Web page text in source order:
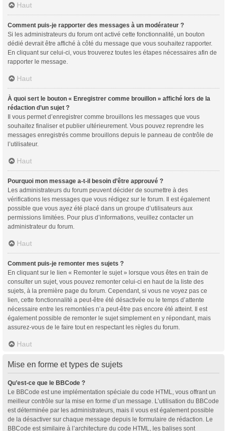
Haut
Comment puis-je rapporter des messages à un modérateur ?
Si les administrateurs du forum ont activé cette fonctionnalité, un bouton
dédié devrait être affiché à côté du message que vous souhaitez rapporter.
En cliquant sur celui-ci, vous trouverez toutes les étapes nécessaires afin de
rapporter le message.
Haut
À quoi sert le bouton « Enregistrer comme brouillon » affiché lors de la
rédaction d’un sujet ?
Il vous permet d’enregistrer comme brouillons les messages que vous
souhaitez finaliser et publier ultérieurement. Vous pouvez reprendre les
messages enregistrés comme brouillons depuis le panneau de contrôle de
l’utilisateur.
Haut
Pourquoi mon message a-t-il besoin d’être approuvé ?
Les administrateurs du forum peuvent décider de soumettre à des
vérifications les messages que vous rédigez sur le forum. Il est également
possible que vous ayez été placé dans un groupe d’utilisateurs aux
permissions limitées. Pour plus d’informations, veuillez contacter un
administrateur du forum.
Haut
Comment puis-je remonter mes sujets ?
En cliquant sur le lien « Remonter le sujet » lorsque vous êtes en train de
consulter un sujet, vous pouvez remonter celui-ci en haut de la liste des
sujets, à la première page du forum. Cependant, si vous ne voyez pas ce
lien, cette fonctionnalité a peut-être été désactivée ou le temps d’attente
nécessaire entre les remontées n’a peut-être pas encore été atteint. Il est
également possible de remonter le sujet simplement en y répondant, mais
assurez-vous de le faire tout en respectant les règles du forum.
Haut
Mise en forme et types de sujets
Qu’est-ce que le BBCode ?
Le BBCode est une implémentation spéciale du code HTML, vous offrant un
meilleur contrôle sur la mise en forme d’un message. L’utilisation du BBCode
est déterminée par les administrateurs, mais il vous est également possible
de la désactiver sur chaque message depuis le formulaire de rédaction. Le
BBCode est similaire à l’architecture du code HTML, les balises sont